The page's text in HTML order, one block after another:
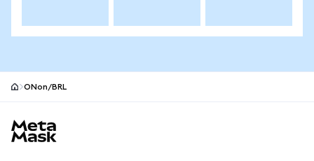
ONon/BRL